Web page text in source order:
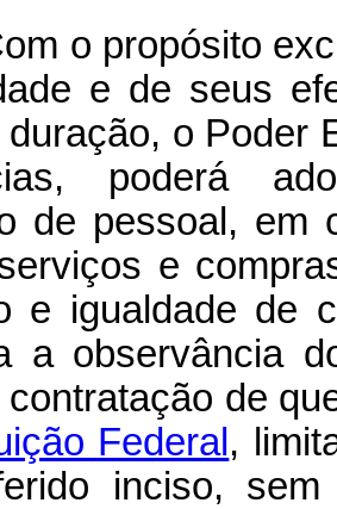
o propósito
e de seus
o Poder
poderá
de pessoal, em
e
e igualdade de
a observância
contratação de
Federal ,
inciso,